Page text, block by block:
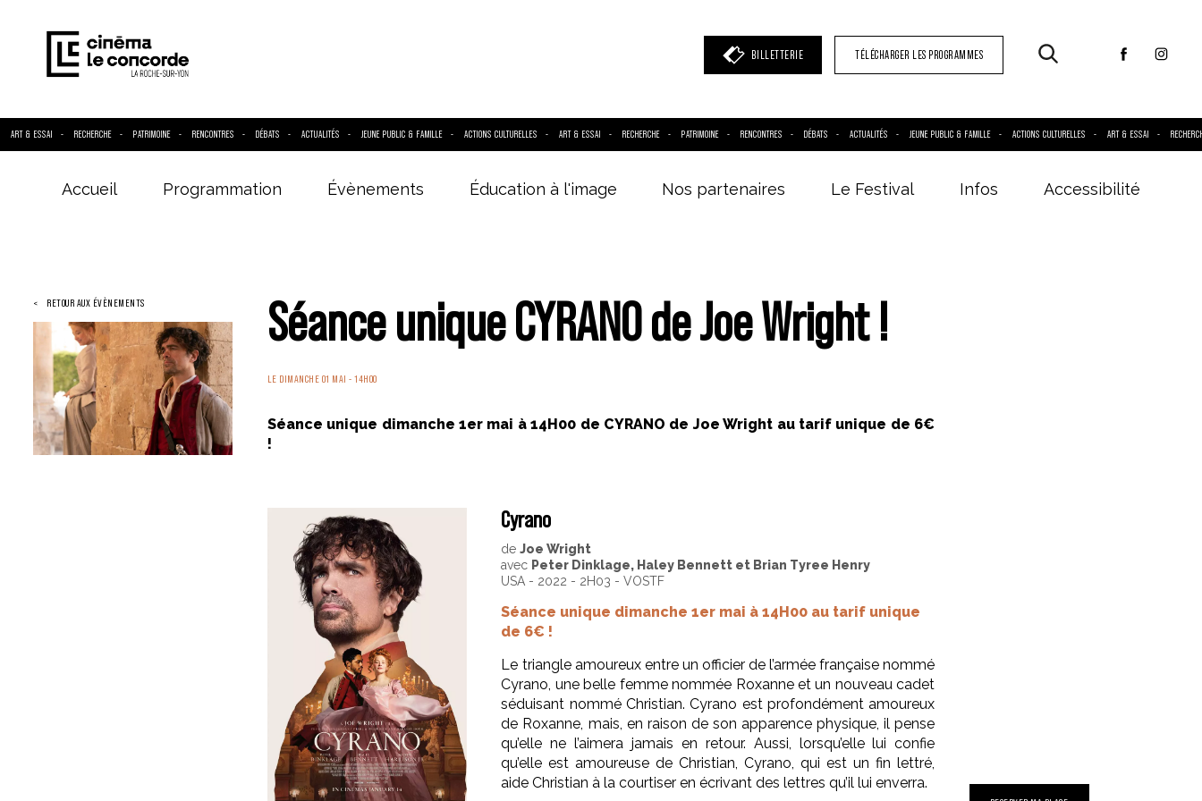
BILLETTERIE TÉLÉCHARGER LES PROGRAMMES
ART & ESSAI RECHERCHE PATRIMOINE RENCONTRES DÉBATS ACTUALITÉS JEUNE PUBLIC & FAMILLE ACTIONS CULTURELLES ART & ESSAI RECHERCHE PATRIMOINE RENCONTRES DÉBATS ACTUALITÉS JEUNE PUBLIC & FAMILLE ACTIONS CULTURELLES ART & ESSAI
Accueil Programmation Évènements Éducation à l'image Nos partenaires Le Festival Infos Accessibilité
RETOUR AUX ÉVÈNEMENTS Séance unique CYRANO de Joe Wright !
LE DIMANCHE 01 MAI - 14H00
Séance unique dimanche 1er mai à 14H00 de CYRANO de Joe Wright au tarif unique de 6€
!
Cyrano
deJoe Wright
avec Peter Dinklage, Haley Bennett et Brian Tyree Henry
USA - 2022 - 2H03 - VOSTF
Séance unique dimanche 1er mai à 14H00 au tarif unique
de 6€ !
Le triangle amoureux entre un officier de l’armée française nommé
Cyrano, une belle femme nommée Roxanne et un nouveau cadet
séduisant nommé Christian. Cyrano est profondément amoureux
de Roxanne, mais, en raison de son apparence physique, il pense
qu’elle ne l’aimera jamais en retour. Aussi, lorsqu’elle lui confie
qu’elle est amoureuse de Christian, Cyrano, qui est un fin lettré,
aide Christian à la courtiser en écrivant des lettres qu’il lui enverra.